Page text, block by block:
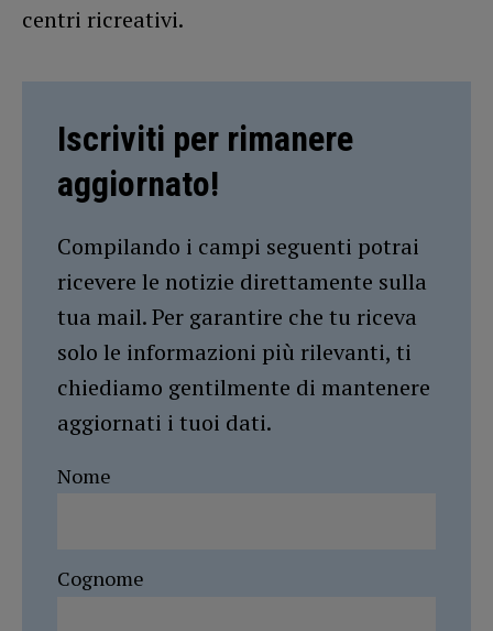
centri ricreativi.
Iscriviti per rimanere
aggiornato!
Compilando i campi seguenti potrai
ricevere le notizie direttamente sulla
tua mail. Per garantire che tu riceva
solo le informazioni più rilevanti, ti
chiediamo gentilmente di mantenere
aggiornati i tuoi dati.
Nome
Cognome